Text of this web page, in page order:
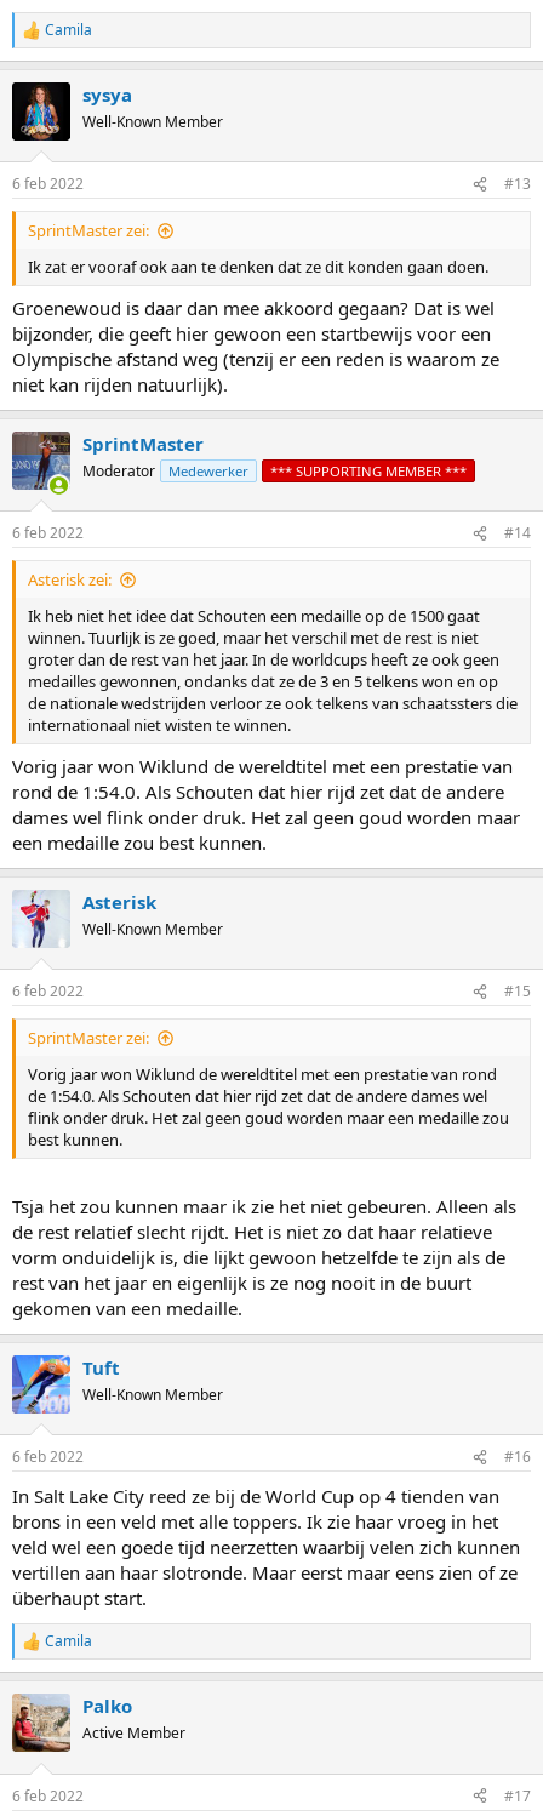
R
e
i
n
s
:
Camila
sysya
Well-Known Member
6 feb 2022 #13
SprintMaster zei:
Ik zat er vooraf ook aan te denken dat ze dit konden gaan doen.
Groenewoud is daar dan mee akkoord gegaan? Dat is wel
bijzonder, die geeft hier gewoon een startbewijs voor een
Olympische afstand weg (tenzij er een reden is waarom ze
niet kan rijden natuurlijk).
SprintMaster
Moderator Medewerker *** SUPPORTING MEMBER ***
6 feb 2022 #14
Asterisk zei:
Ik heb niet het idee dat Schouten een medaille op de 1500 gaat
winnen. Tuurlijk is ze goed, maar het verschil met de rest is niet
groter dan de rest van het jaar. In de worldcups heeft ze ook geen
medailles gewonnen, ondanks dat ze de 3 en 5 telkens won en op
de nationale wedstrijden verloor ze ook telkens van schaatssters die
internationaal niet wisten te winnen.
Vorig jaar won Wiklund de wereldtitel met een prestatie van
rond de 1:54.0. Als Schouten dat hier rijd zet dat de andere
dames wel flink onder druk. Het zal geen goud worden maar
een medaille zou best kunnen.
Asterisk
Well-Known Member
6 feb 2022 #15
SprintMaster zei:
Vorig jaar won Wiklund de wereldtitel met een prestatie van rond
de 1:54.0. Als Schouten dat hier rijd zet dat de andere dames wel
flink onder druk. Het zal geen goud worden maar een medaille zou
best kunnen.
Tsja het zou kunnen maar ik zie het niet gebeuren. Alleen als
de rest relatief slecht rijdt. Het is niet zo dat haar relatieve
vorm onduidelijk is, die lijkt gewoon hetzelfde te zijn als de
rest van het jaar en eigenlijk is ze nog nooit in de buurt
gekomen van een medaille.
Tuft
Well-Known Member
6 feb 2022 #16
In Salt Lake City reed ze bij de World Cup op 4 tienden van
brons in een veld met alle toppers. Ik zie haar vroeg in het
veld wel een goede tijd neerzetten waarbij velen zich kunnen
vertillen aan haar slotronde. Maar eerst maar eens zien of ze
überhaupt start.
R
e
c
t
i
n
s
Camila
Palko
Active Member
6 feb 2022 #17